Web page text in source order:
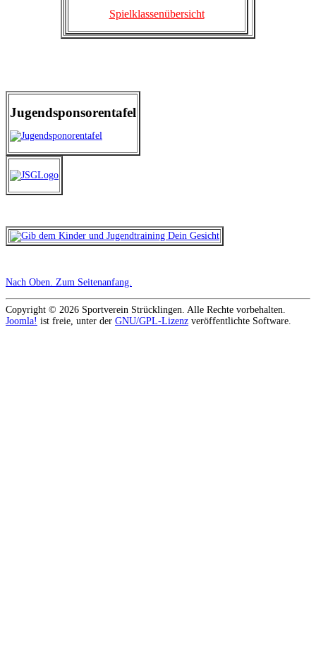
Spielklassenübersicht
Jugendsponsorentafel
Nach Oben . Zum Seitenanfang.
Copyright © 2026 Sportverein Strücklingen. Alle Rechte vorbehalten.
Joomla! ist freie, unter der GNU/GPL-Lizenz veröffentlichte Software.